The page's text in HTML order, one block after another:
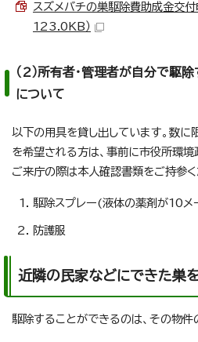
スズメバチの巣駆除費助成金交
123.0KB）
（2）所有者・管理者が自分で駆
について
以下の用具を貸し出しています。数に
を希望される方は、事前に市役所環境
ご来庁の際は本人確認書類をご持参く
駆除スプレー(液体の薬剤が10メ
防護服
近隣の民家などにできた巣
駆除することができるのは、その物件